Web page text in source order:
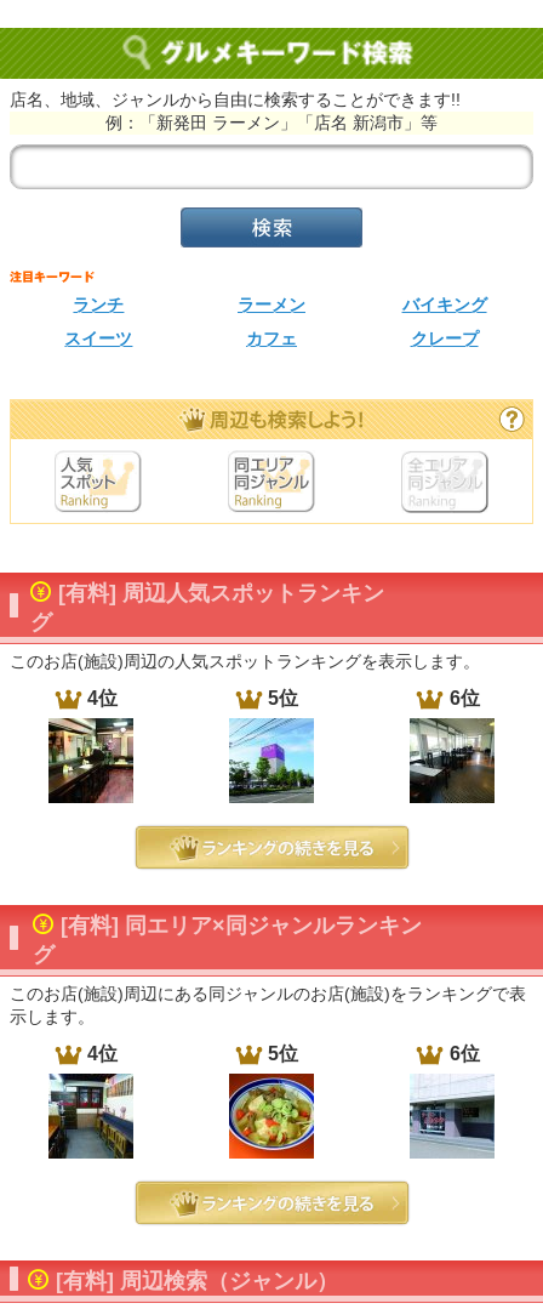
店名、地域、ジャンルから自由に検索することができます!!
例：「新発田 ラーメン」「店名 新潟市」等
ランチ ラーメン
バイキング
スイーツ
カフェ クレープ
[有料] 周辺人気スポットランキン
グ
このお店(施設)周辺の人気スポットランキングを表示します。
4位 5位 6位
[有料] 同エリア×同ジャンルランキン
グ
このお店(施設)周辺にある同ジャンルのお店(施設)をランキングで表
示します。
4位 5位 6位
[有料] 周辺検索（ジャンル）